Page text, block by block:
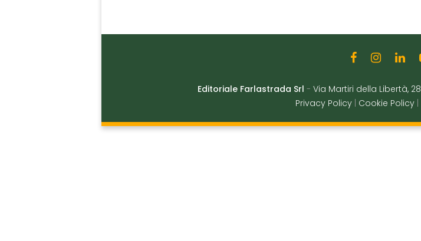
Editoriale Farlastrada Srl - Via Martiri della Libertà, 28
Privacy Policy
Cookie Policy